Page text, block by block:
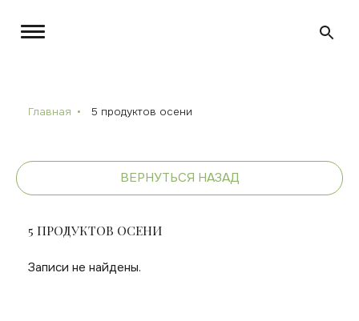
Главная 5 продуктов осени
ВЕРНУТЬСЯ НАЗАД
5 ПРОДУКТОВ ОСЕНИ
Записи не найдены.